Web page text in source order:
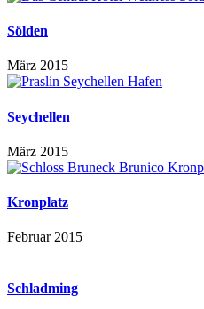
Sölden
März 2015
Seychellen
März 2015
Kronplatz
Februar 2015
Schladming